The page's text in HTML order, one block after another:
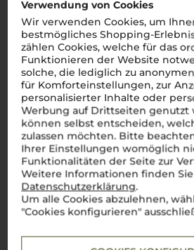
Verwendung von Cookies
Wir verwenden Cookies, um
bestmögliches Shopping-
zählen Cookies, welche für das
Funktionieren der Website
solche, die lediglich zu
für Komforteinstellungen, zur
personalisierter Inhalte oder
Werbung auf Drittseiten genutzt
können selbst entscheiden,
zulassen möchten. Bitte
Ihrer Einstellungen womöglich
Funktionalitäten der Seite zur
Weitere Informationen finden
Datenschutzerklärung.
Um alle Cookies abzulehnen,
"Cookies konfigurieren"
Kundenbewertung
Schreiben Sie jetzt die
JETZT
Über die Region